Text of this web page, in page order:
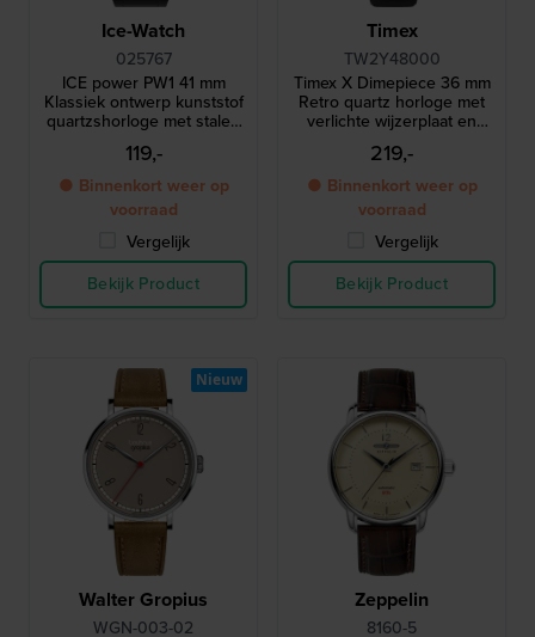
Ice-Watch
025767
ICE power PW1 41 mm
Klassiek ontwerp kunststof
quartzshorloge met stalen
lunette en saffierglas
119,-
● Binnenkort weer op
voorraad
Vergelijk
Bekijk Product
Timex
TW2Y48000
Timex X Dimepiece 36 mm
Retro quartz horloge met
verlichte wijzerplaat en
siliconen band
219,-
● Binnenkort weer op
voorraad
Vergelijk
Bekijk Product
Walter Gropius
WGN-003-02
Nieuw
Zeppelin
8160-5